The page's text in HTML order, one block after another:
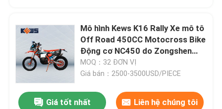
Mô hình Kews K16 Rally Xe mô tô
Off Road 450CC Motocross Bike
Động cơ NC450 do Zongshen
sản xuất
MOQ：32 ĐƠN VỊ
Giá bán：2500-3500USD/PIECE
Giá tốt nhất Liên hệ chúng tôi